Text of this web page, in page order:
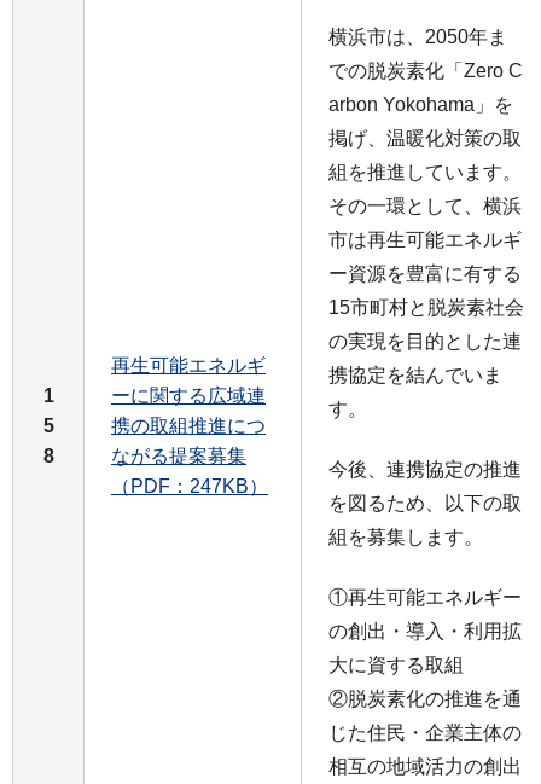
1
5
8
再生可能エネルギ
ーに関する広域連
携の取組推進につ
ながる提案募集
（PDF：247KB）
横浜市は、2050年ま
での脱炭素化「Zero C
arbon Yokohama」を
掲げ、温暖化対策の取
組を推進しています。
その一環として、横浜
市は再生可能エネルギ
ー資源を豊富に有する
15市町村と脱炭素社会
の実現を目的とした連
携協定を結んでいま
す。
今後、連携協定の推進
を図るため、以下の取
組を募集します。
①再生可能エネルギー
の創出・導入・利用拡
大に資する取組
②脱炭素化の推進を通
じた住民・企業主体の
相互の地域活力の創出